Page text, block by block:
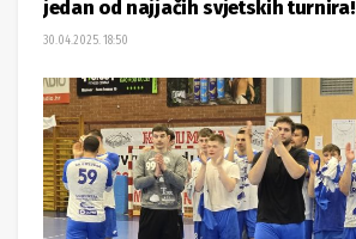
jedan od najjačih svjetskih turnira!
30.04.2025. 18:50